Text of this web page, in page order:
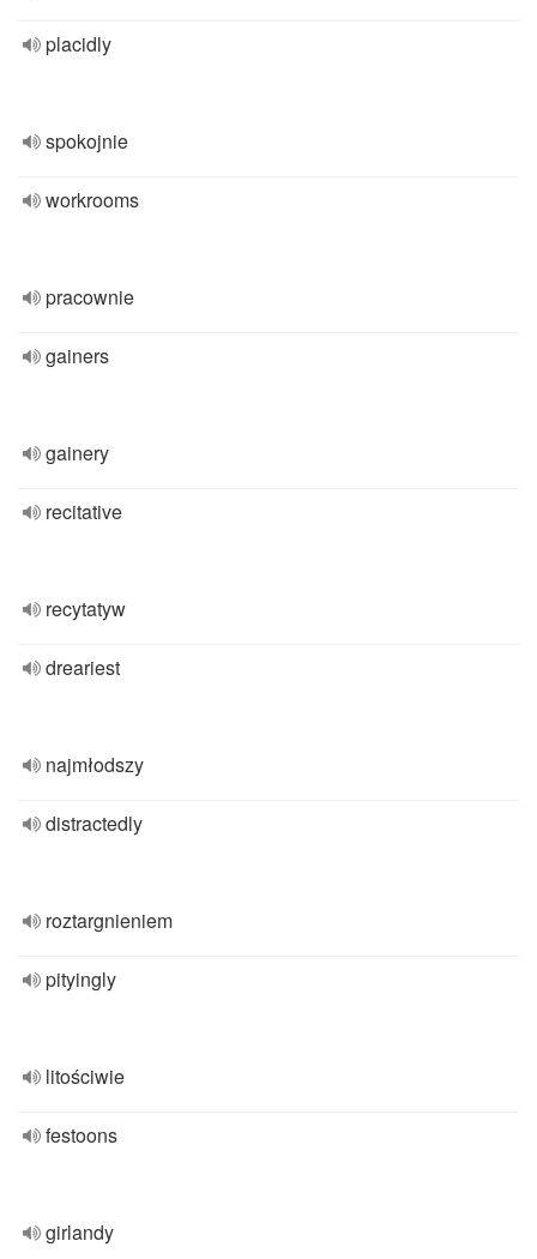
placidly
spokojnie
workrooms
pracownie
gainers
gainery
recitative
recytatyw
dreariest
najmłodszy
distractedly
roztargnieniem
pityingly
litościwie
festoons
girlandy